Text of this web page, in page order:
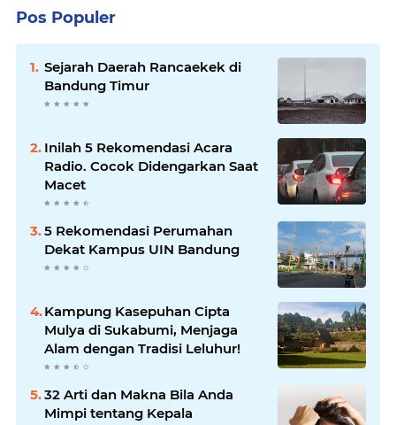
Pos Populer
Sejarah Daerah Rancaekek di
Bandung Timur
Inilah 5 Rekomendasi Acara
Radio. Cocok Didengarkan Saat
Macet
5 Rekomendasi Perumahan
Dekat Kampus UIN Bandung
Kampung Kasepuhan Cipta
Mulya di Sukabumi, Menjaga
Alam dengan Tradisi Leluhur!
32 Arti dan Makna Bila Anda
Mimpi tentang Kepala